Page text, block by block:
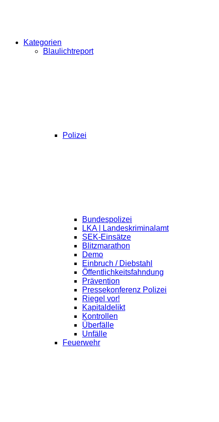
Kategorien
Blaulichtreport
Polizei
Bundespolizei
LKA | Landeskriminalamt
SEK-Einsätze
Blitzmarathon
Demo
Einbruch / Diebstahl
Öffentlichkeitsfahndung
Prävention
Pressekonferenz Polizei
Riegel vor!
Kapitaldelikt
Kontrollen
Überfälle
Unfälle
Feuerwehr